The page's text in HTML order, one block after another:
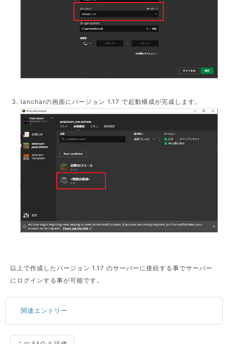
lancharの画面にバージョン 1.17 で起動構成が完成します。
以上で作成したバージョン 1.17 のサーバーに接続する事でサーバー
にログインする事が可能です。
関連エントリー